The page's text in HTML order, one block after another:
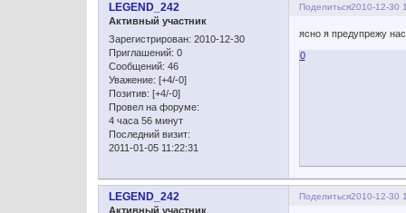
Поделиться2010-12-30
LEGEND_242
Активный участник
Зарегистрирован: 2010-12-30
Приглашений: 0
Сообщений: 46
Уважение: [+4/-0]
Позитив: [+4/-0]
Провел на форуме:
4 часа 56 минут
Последний визит:
2011-01-05 11:22:31
ясно я предупрежу
0
Поделиться2010-12-30
LEGEND_242
Активный участник